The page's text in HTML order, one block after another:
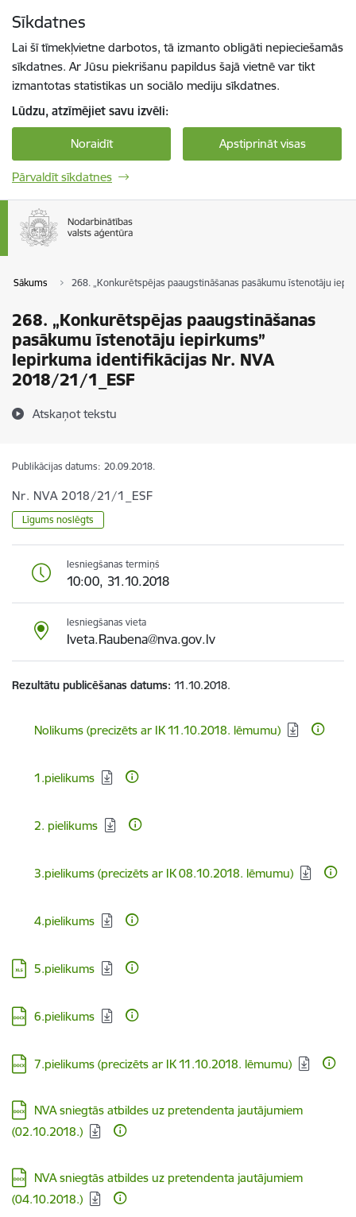
Sīkdatnes
Lai šī tīmekļvietne darbotos, tā izmanto obligāti nepieciešamās
sīkdatnes. Ar Jūsu piekrišanu papildus šajā vietnē var tikt
izmantotas statistikas un sociālo mediju sīkdatnes.
Lūdzu, atzīmējiet savu izvēli:
Noraidīt Apstiprināt visas
Pārvaldīt sīkdatnes
Sākums 268. „Konkurētspējas paaugstināšanas pasākumu īstenotāju
268. „Konkurētspējas paaugstināšanas
pasākumu īstenotāju iepirkums”
Iepirkuma identifikācijas Nr. NVA
2018/21/1_ESF
Atskaņot tekstu
Publikācijas datums: 20.09.2018.
Nr. NVA 2018/21/1_ESF
Līgums noslēgts
Iesniegšanas termiņš
10:00, 31.10.2018
Iesniegšanas vieta
Iveta.Raubena@nva.gov.lv
Rezultātu publicēšanas datums 11.10.2018.
Lejupielādēt:
Nolikums (precizēts ar IK 11.10.2018. lēmumu)
Lejupielādēt:
1.pielikums
Lejupielādēt:
2. pielikums
Lejupielādēt:
3.pielikums (precizēts ar IK 08.10.2018. lēmumu)
Lejupielādēt:
4.pielikums
Lejupielādēt:
5.pielikums
Lejupielādēt:
6.pielikums
Lejupielādēt:
7.pielikums (precizēts ar IK 11.10.2018. lēmumu)
Lejupielādēt:
NVA sniegtās atbildes uz pretendenta jautājumiem
(02.10.2018.)
Lejupielādēt:
NVA sniegtās atbildes uz pretendenta jautājumiem
(04.10.2018.)